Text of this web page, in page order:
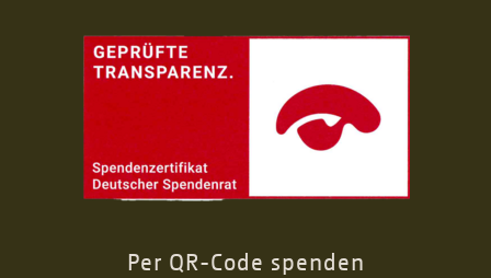
Per QR-Code spenden